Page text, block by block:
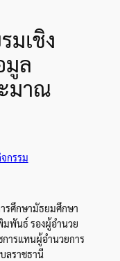
มเชิง
มูล
มาณ
กรรม
รศึกษามัธยมศึกษา
มพันธ์ รองผู้อำนวย
ารแทนผู้อำนวยการ
ลราชธานี